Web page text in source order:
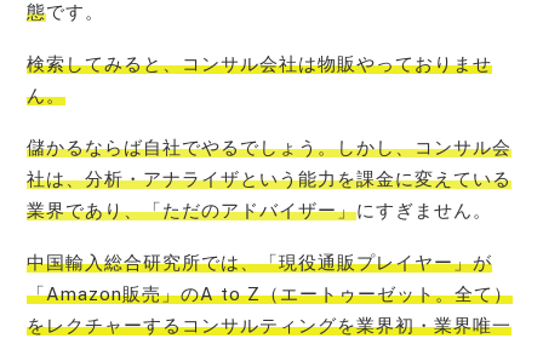
態です。
検索してみると、コンサル会社は物販やっておりませ
ん。
儲かるならば自社でやるでしょう。しかし、コンサル会
社は、分析・アナライザという能力を課金に変えている
業界であり、「ただのアドバイザー」にすぎません。
中国輸入総合研究所では、「現役通販プレイヤー」が
「Amazon販売」のA to Z（エートゥーゼット。全て）
をレクチャーするコンサルティングを業界初・業界唯一